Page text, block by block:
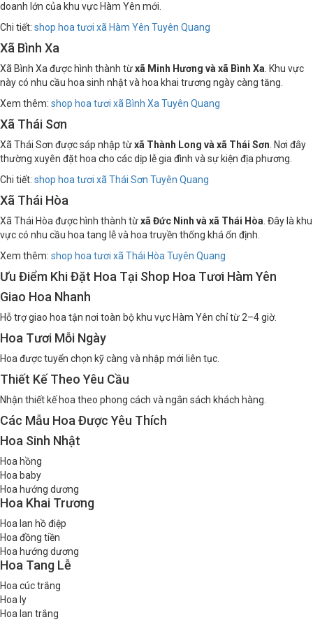
doanh lớn của khu vực Hàm Yên mới.
shop hoa tươi xã Hàm Yên Tuyên Quang
Xã Bình Xa
Xã Bình Xa được hình thành từ xã Minh Hương và xã Bình Xa . Khu vực
này có nhu cầu hoa sinh nhật và hoa khai trương ngày càng tăng.
shop hoa tươi xã Bình Xa Tuyên Quang
Xã Thái Sơn
Xã Thái Sơn được sáp nhập từ xã Thành Long và xã Thái Sơn
. Nơi đây
thường xuyên đặt hoa cho các dịp lễ gia đình và sự kiện địa phương.
shop hoa tươi xã Thái Sơn Tuyên Quang
Xã Thái Hòa
Xã Thái Hòa được hình thành từ xã Đức Ninh và xã Thái Hòa
. Đây là khu
vực có nhu cầu hoa tang lễ và hoa truyền thống khá ổn định.
shop hoa tươi xã Thái Hòa Tuyên Quang
Ưu Điểm Khi Đặt Hoa Tại Shop Hoa Tươi Hàm Yên
Giao Hoa Nhanh
Hỗ trợ giao hoa tận nơi toàn bộ khu vực Hàm Yên chỉ từ 2–4 giờ.
Hoa Tươi Mỗi Ngày
Hoa được tuyển chọn kỹ càng và nhập mới liên tục.
Thiết Kế Theo Yêu Cầu
Nhận thiết kế hoa theo phong cách và ngân sách khách hàng.
Các Mẫu Hoa Được Yêu Thích
Hoa Sinh Nhật
Hoa hồng
Hoa baby
Hoa hướng dương
Hoa Khai Trương
Hoa lan hồ điệp
Hoa đồng tiền
Hoa hướng dương
Hoa Tang Lễ
Hoa cúc trắng
Hoa ly